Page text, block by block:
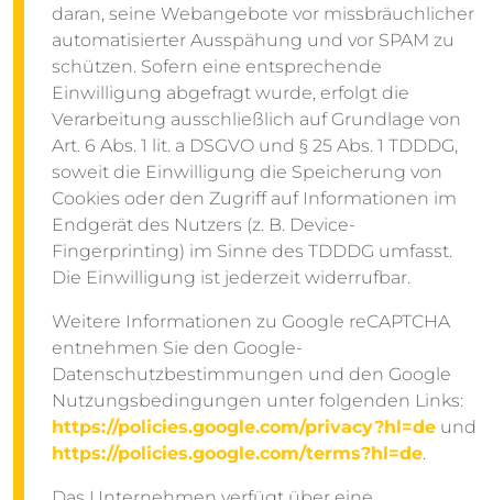
daran, seine Webangebote vor missbräuchlicher
automatisierter Ausspähung und vor SPAM zu
schützen. Sofern eine entsprechende
Einwilligung abgefragt wurde, erfolgt die
Verarbeitung ausschließlich auf Grundlage von
Art. 6 Abs. 1 lit. a DSGVO und § 25 Abs. 1 TDDDG,
soweit die Einwilligung die Speicherung von
Cookies oder den Zugriff auf Informationen im
Endgerät des Nutzers (z. B. Device-
Fingerprinting) im Sinne des TDDDG umfasst.
Die Einwilligung ist jederzeit widerrufbar.
Weitere Informationen zu Google reCAPTCHA
entnehmen Sie den Google-
Datenschutzbestimmungen und den Google
Nutzungsbedingungen unter folgenden Links:
https://policies.google.com/privacy?hl=de und
https://policies.google.com/terms?hl=de.